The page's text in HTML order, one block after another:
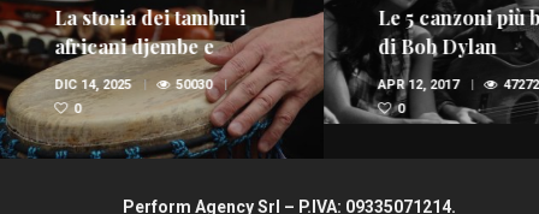
Le 5 canzoni più belle
di Bob Dylan
APR 12, 2017
47272
0
Le 10 canzoni
di sempre
FEB 6, 2017 36947
Perform Agency Srl – P.IVA: 09335071214.